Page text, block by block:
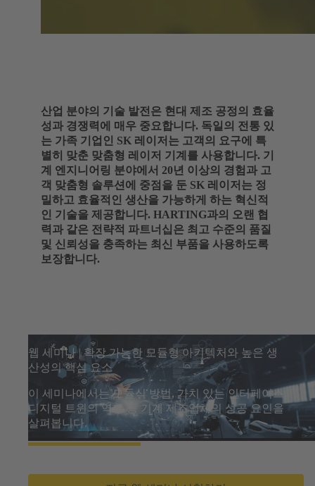
산업 분야의 기술 발전은 현대 제조 공정의 효율
성과 경쟁력에 매우 중요합니다. 독일의 전통 있
는 가족 기업인 SK 레이저는 고객의 요구에 특
별히 맞춘 맞춤형 레이저 기계를 사용합니다. 기
계 엔지니어링 분야에서 20년 이상의 경험과 고
객 맞춤형 솔루션에 중점을 둔 SK 레이저는 정
밀하고 효율적인 생산을 가능하게 하는 혁신적
인 기술을 제공합니다. HARTING과의 오랜 협
력과 같은 전략적 파트너십은 최고 수준의 품질
및 신뢰성을 충족하는 최신 부품을 사용하도록
보장합니다.
웹 세미나 | 확장 가능한 모듈형 아키텍처와 높은 생
산성의 핵심 요소
이 세미나에서는 모듈식 방법, 가치 있는 인터페이스,
디지털 트윈의 역할 등 기계 제조업체의 성공 요인을
살펴봅니다.